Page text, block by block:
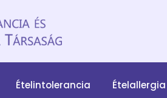
Ételintolerancia Ételallergia